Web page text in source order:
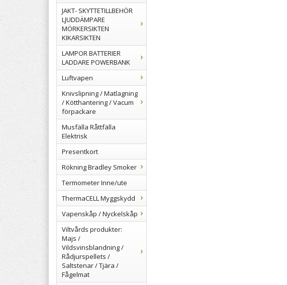
JAKT- SKYTTETILLBEHÖR
LJUDDÄMPARE
MÖRKERSIKTEN
KIKARSIKTEN
LAMPOR BATTERIER
LADDARE POWERBANK
Luftvapen
Knivslipning / Matlagning
/ Kötthantering / Vacum
förpackare
Musfälla Råttfälla
Elektrisk
Presentkort
Rökning Bradley Smoker
Termometer Inne/ute
ThermaCELL Myggskydd
Vapenskåp / Nyckelskåp
Viltvårds produkter:
Majs /
Vildsvinsblandning /
Rådjurspellets /
Saltstenar / Tjära /
Fågelmat